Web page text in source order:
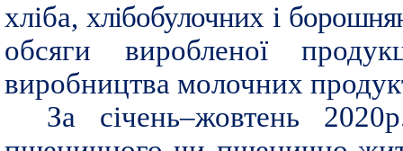
хліба, хлібобулочних і
обсяги виробленої
виробництва молочних
За січень–жовтень